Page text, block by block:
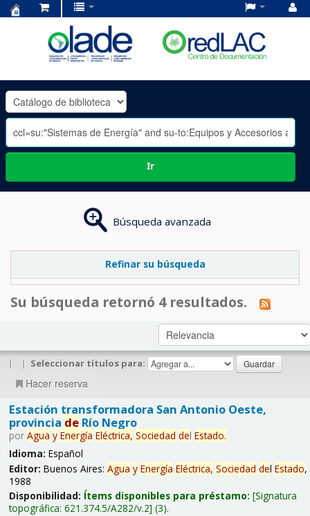
OLADE
-
Ir
Búsqueda avanzada
Refinar su búsqueda
Su búsqueda retornó 4 resultados.
| | Seleccionar títulos para:
Hacer reserva
Estación transformadora San Antonio Oeste,
provincia deRío Negro
por Agua y Energía Eléctrica, Sociedad del Estado.
Idioma: Español
Editor: Buenos Aires: Agua y Energía Eléctrica, Sociedad del Estado,
1988
Disponibilidad: Ítems disponibles para préstamo: Signatura
topográfica: 621.374.5/A282/v.2 (3).